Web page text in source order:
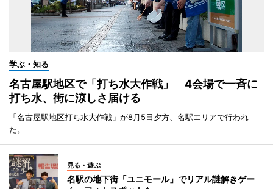
学ぶ・知る
名古屋駅地区で「打ち水大作戦」 4会場で一斉に
打ち水、街に涼しさ届ける
「名古屋駅地区打ち水大作戦」が8月5日夕方、名駅エリアで行われ
た。
見る・遊ぶ
名駅の地下街「ユニモール」でリアル謎解きゲー